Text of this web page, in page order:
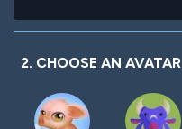
2. CHOOSE AN AVATAR